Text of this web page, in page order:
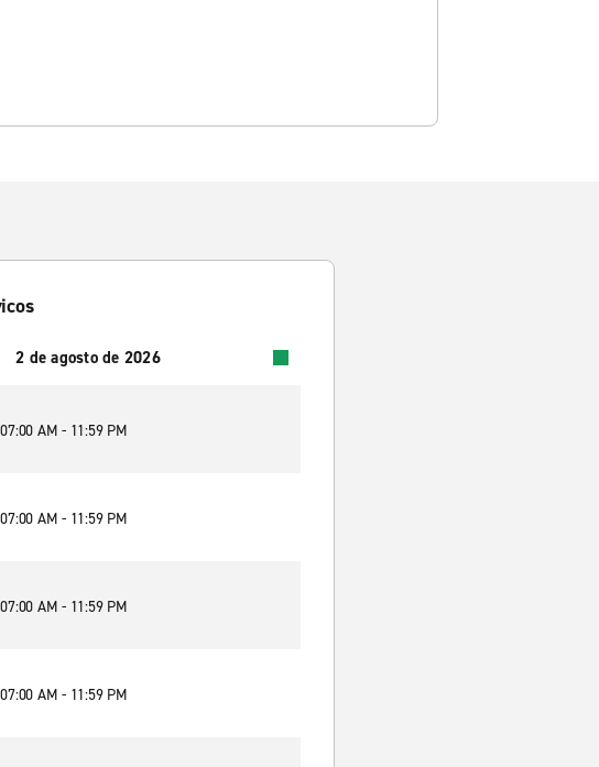
2 de agosto de 2026
07:00 AM - 11:59 PM
07:00 AM - 11:59 PM
07:00 AM - 11:59 PM
07:00 AM - 11:59 PM